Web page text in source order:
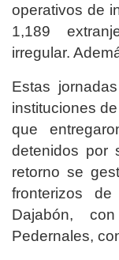
operativos de
1,189
irregular.
Estas
instituciones
que
detenidos por
retorno se
fronterizos
Dajabón,
Pedernales,